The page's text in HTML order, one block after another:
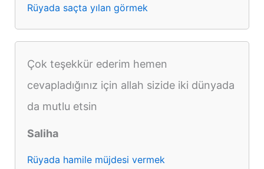
Rüyada saçta yılan görmek
Çok teşekkür ederim hemen
cevapladığınız için allah sizide iki dünyada
da mutlu etsin
Saliha
Rüyada hamile müjdesi vermek